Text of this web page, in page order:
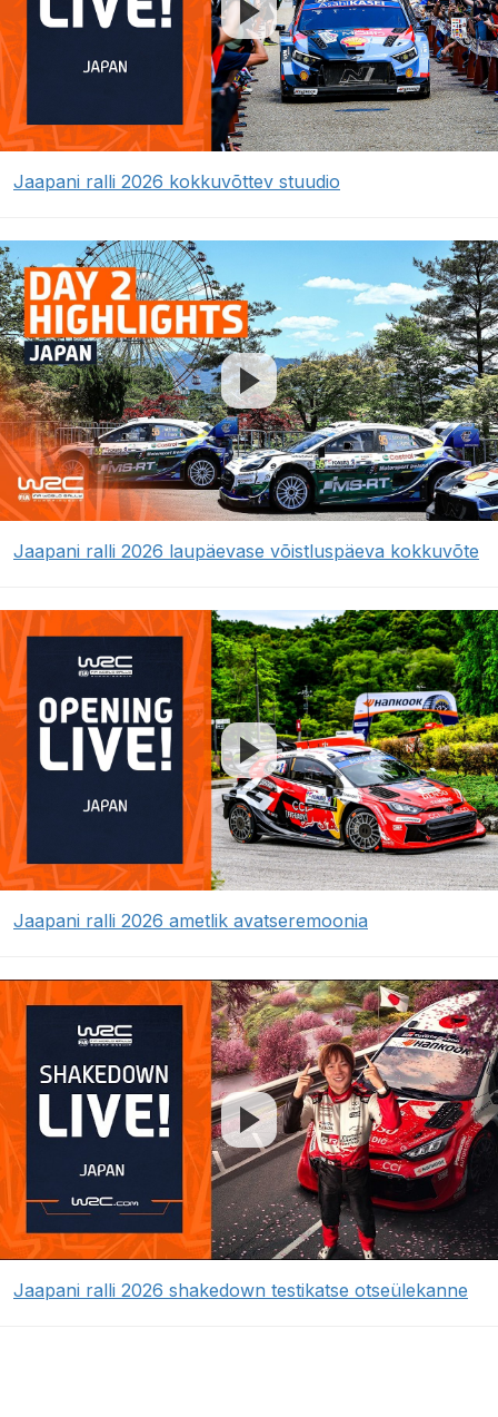
Jaapani ralli 2026 kokkuvõttev stuudio
Jaapani ralli 2026 laupäevase võistluspäeva kokkuvõte
Jaapani ralli 2026 ametlik avatseremoonia
Jaapani ralli 2026 shakedown testikatse otseülekanne